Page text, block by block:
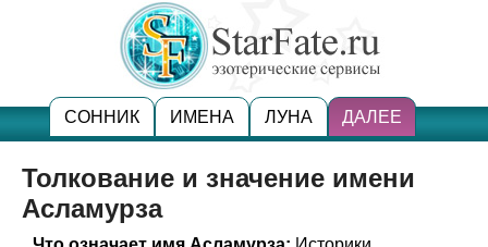
СОННИК ИМЕНА ЛУНА ДАЛЕЕ
Толкование и значение имени
Асламурза